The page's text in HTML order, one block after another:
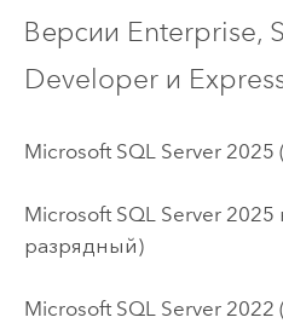
Версии Enterprise,
Developer и
Microsoft SQL Server2025
Microsoft SQL Server2025
разрядный)
Microsoft SQL Server2022